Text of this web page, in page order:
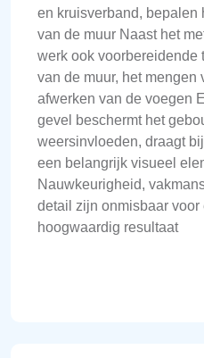
en kruisverband, bepalen
van de muur Naast het
werk ook voorbereidende
van de muur, het mengen
afwerken van de voegen
gevel beschermt het
weersinvloeden, draagt
een belangrijk visueel
Nauwkeurigheid,
detail zijn onmisbaar voor
hoogwaardig resultaat